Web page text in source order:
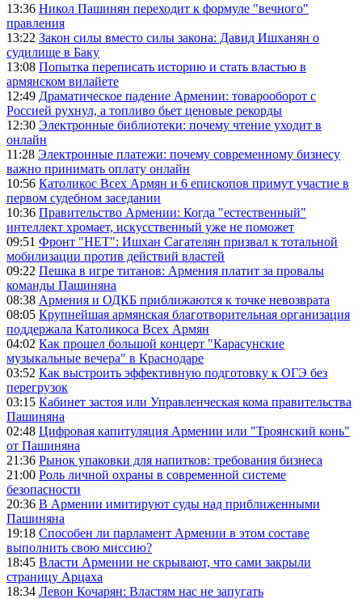
13:36 Никол Пашинян переходит к формуле "вечного"
правления
13:22 Закон силы вместо силы закона: Давид Ишханян о
судилище в Баку
13:08 Попытка переписать историю и стать властью в
армянском вилайете
12:49 Драматическое падение Армении: товарооборот с
Россией рухнул, а топливо бьет ценовые рекорды
12:30 Электронные библиотеки: почему чтение уходит в
онлайн
11:28 Электронные платежи: почему современному бизнесу
важно принимать оплату онлайн
10:56 Католикос Всех Армян и 6 епископов примут участие в
первом судебном заседании
10:36 Правительство Армении: Когда "естественный"
интеллект хромает, искусственный уже не поможет
09:51 Фронт "НЕТ": Ишхан Сагателян призвал к тотальной
мобилизации против действий властей
09:22 Пешка в игре титанов: Армения платит за провалы
команды Пашиняна
08:38 Армения и ОДКБ приближаются к точке невозврата
08:05 Крупнейшая армянская благотворительная организация
поддержала Католикоса Всех Армян
04:02 Как прошел большой концерт "Карасунские
музыкальные вечера" в Краснодаре
03:52 Как выстроить эффективную подготовку к ОГЭ без
перегрузок
03:15 Кабинет застоя или Управленческая кома правительства
Пашиняна
02:48 Цифровая капитуляция Армении или "Троянский конь"
от Пашиняна
21:36 Рынок упаковки для напитков: требования бизнеса
21:00 Роль личной охраны в современной системе
безопасности
20:36 В Армении имитируют суды над приближенными
Пашиняна
19:18 Способен ли парламент Армении в этом составе
выполнить свою миссию?
18:45 Власти Армении не скрывают, что сами закрыли
страницу Арцаха
18:34 Левон Кочарян: Властям нас не запугать